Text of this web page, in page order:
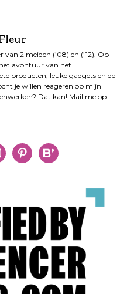
2 meiden (’08) en (’12). Op
avontuur van het
producten, leuke gadgets en de
je willen reageren op mijn
Dat kan! Mail me op
pinterestbloglovin